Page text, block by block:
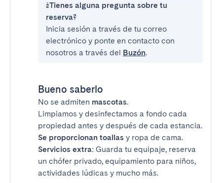
¿Tienes alguna pregunta sobre tu
reserva?
Inicia sesión a través de tu correo
electrónico y ponte en contacto con
nosotros a través del Buzón.
Bueno saberlo
No se admiten mascotas.
Limpiamos y desinfectamos a fondo cada
propiedad antes y después de cada estancia.
Se proporcionan toallas y ropa de cama.
Servicios extra: Guarda tu equipaje, reserva
un chófer privado, equipamiento para niños,
actividades lúdicas y mucho más.